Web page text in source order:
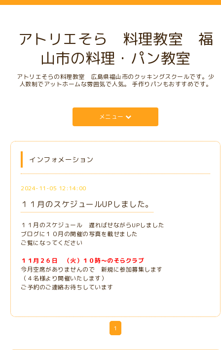
アトリエそら 料理教室 福
山市の料理・パン教室
アトリエそらの料理教室 広島県福山市のクッキングスクールです。少
人数制でアットホームな雰囲気で人気。 手作りパンもおすすめです。
メニュー
インフォメーション
2024-11-05 12:14:00
１１月のスケジュールUPしました。
１１月のスケジュール 遅ればせながらUPしました
ブログに１０月の開催の写真を載せました
ご覧になってください
１１月２６日 （火）１０時～のそらクラブ
今月空席がありませんので 新規に参加募集します
（４名様より開催いたします）
ご予約のご連絡お待ちしています
1